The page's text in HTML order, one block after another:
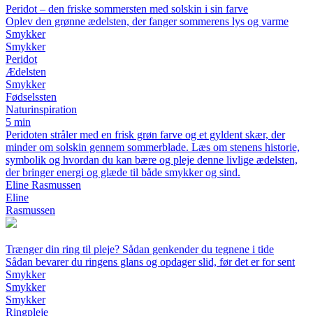
Peridot – den friske sommersten med solskin i sin farve
Oplev den grønne ædelsten, der fanger sommerens lys og varme
Smykker
Smykker
Peridot
Ædelsten
Smykker
Fødselssten
Naturinspiration
5 min
Peridoten stråler med en frisk grøn farve og et gyldent skær, der
minder om solskin gennem sommerblade. Læs om stenens historie,
symbolik og hvordan du kan bære og pleje denne livlige ædelsten,
der bringer energi og glæde til både smykker og sind.
Eline Rasmussen
Eline
Rasmussen
Trænger din ring til pleje? Sådan genkender du tegnene i tide
Sådan bevarer du ringens glans og opdager slid, før det er for sent
Smykker
Smykker
Smykker
Ringpleje